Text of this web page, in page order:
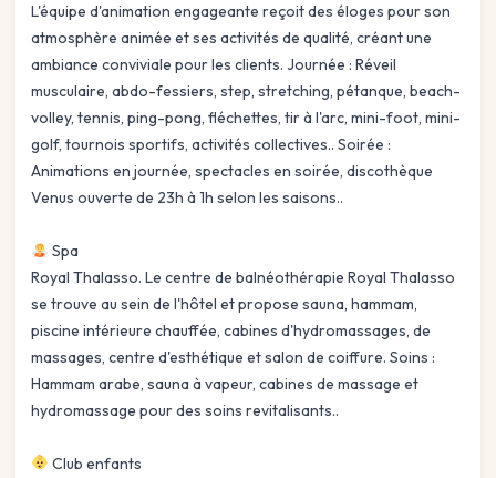
L'équipe d'animation engageante reçoit des éloges pour son
atmosphère animée et ses activités de qualité, créant une
ambiance conviviale pour les clients. Journée : Réveil
musculaire, abdo-fessiers, step, stretching, pétanque, beach-
volley, tennis, ping-pong, fléchettes, tir à l'arc, mini-foot, mini-
golf, tournois sportifs, activités collectives.. Soirée :
Animations en journée, spectacles en soirée, discothèque
Venus ouverte de 23h à 1h selon les saisons..
Spa
Royal Thalasso. Le centre de balnéothérapie Royal Thalasso
se trouve au sein de l'hôtel et propose sauna, hammam,
piscine intérieure chauffée, cabines d'hydromassages, de
massages, centre d'esthétique et salon de coiffure. Soins :
Hammam arabe, sauna à vapeur, cabines de massage et
hydromassage pour des soins revitalisants..
Club enfants